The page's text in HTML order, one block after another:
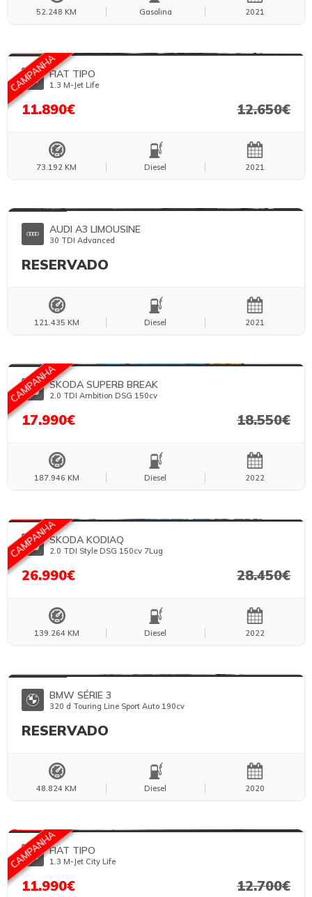
52.248 KM Gasolina 2021
CAMPANHAFIAT TIPO
1.3 M-Jet Life
11.890€ 12.650€
73.192 KM Diesel 2021
AUDI A3 LIMOUSINE
30 TDI Advanced
RESERVADO
121.435 KM Diesel 2021
CAMPANHASKODA SUPERB BREAK
2.0 TDI Ambition DSG 150cv
17.990€ 18.550€
187.946 KM Diesel 2022
CAMPANHASKODA KODIAQ
2.0 TDI Style DSG 150cv 7Lug
26.990€ 28.450€
139.264 KM Diesel 2022
BMW SÉRIE 3
320 d Touring Line Sport Auto 190cv
RESERVADO
48.824 KM Diesel 2020
CAMPANHAFIAT TIPO
1.3 M-Jet City Life
11.990€ 12.700€